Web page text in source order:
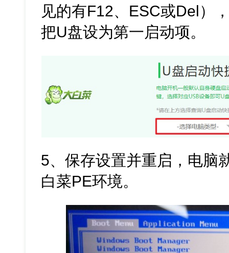
见的有F12、ESC或Del）
把U盘设为第一启动项。
5、保存设置并重启，电脑
白菜PE环境。